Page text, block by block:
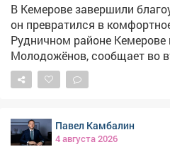
В Кемерове завершили
он превратился в
Рудничном районе Кемерове
Молодожёнов, сообщает во
горадминистрация. – Последним штрихом стали
современные скамейки и
сказали в мэрии.
Павел Камбалин
4 августа 2026